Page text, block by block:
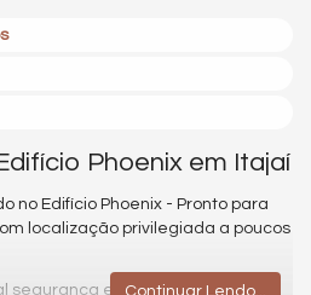
Phoenix em Itajaí
no Edifício Phoenix - Pronto para
localização privilegiada a poucos
segurança e privacidade, sendo
Continuar Lendo...